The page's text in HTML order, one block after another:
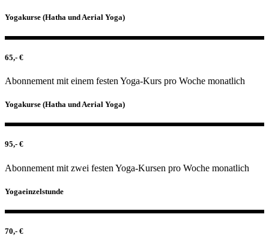
Yogakurse (Hatha und Aerial Yoga)
65,- €
Abonnement mit einem festen Yoga-Kurs pro Woche monatlich
Yogakurse (Hatha und Aerial Yoga)
95,- €
Abonnement mit zwei festen Yoga-Kursen pro Woche monatlich
Yogaeinzelstunde
70,- €